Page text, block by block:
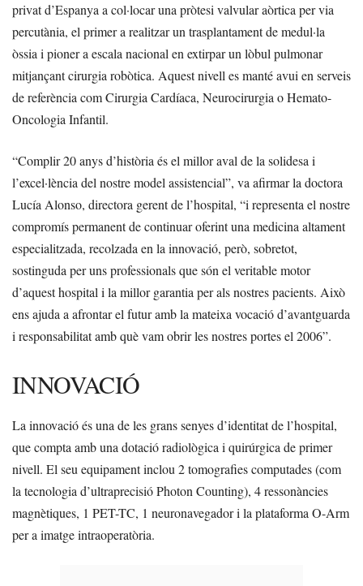
privat d’Espanya a col·locar una pròtesi valvular aòrtica per via
percutània, el primer a realitzar un trasplantament de medul·la
òssia i pioner a escala nacional en extirpar un lòbul pulmonar
mitjançant cirurgia robòtica. Aquest nivell es manté avui en serveis
de referència com Cirurgia Cardíaca, Neurocirurgia o Hemato-
Oncologia Infantil.
“Complir 20 anys d’història és el millor aval de la solidesa i
l’excel·lència del nostre model assistencial”, va afirmar la doctora
Lucía Alonso, directora gerent de l’hospital, “i representa el nostre
compromís permanent de continuar oferint una medicina altament
especialitzada, recolzada en la innovació, però, sobretot,
sostinguda per uns professionals que són el veritable motor
d’aquest hospital i la millor garantia per als nostres pacients. Això
ens ajuda a afrontar el futur amb la mateixa vocació d’avantguarda
i responsabilitat amb què vam obrir les nostres portes el 2006”.
INNOVACIÓ
La innovació és una de les grans senyes d’identitat de l’hospital,
que compta amb una dotació radiològica i quirúrgica de primer
nivell. El seu equipament inclou 2 tomografies computades (com
la tecnologia d’ultraprecisió Photon Counting), 4 ressonàncies
magnètiques, 1 PET-TC, 1 neuronavegador i la plataforma O-Arm
per a imatge intraoperatòria.